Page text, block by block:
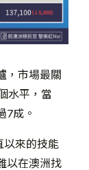
，市場最關
水平，當
7成。
以來的技能
以在澳洲找